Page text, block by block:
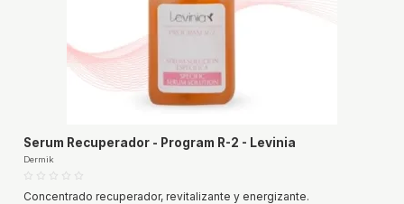
Serum Recuperador - Program R-2 - Levinia
Dermik
Concentrado recuperador, revitalizante y energizante.